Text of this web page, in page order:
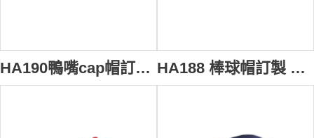
HA190鴨嘴cap帽訂造 cap帽設計 cap帽製作 HA188 棒球帽訂製 棒球帽設計 香港